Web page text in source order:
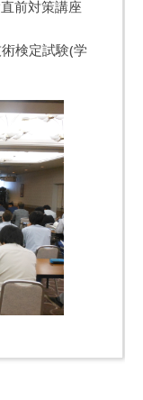
前対策講座
検定試験(学